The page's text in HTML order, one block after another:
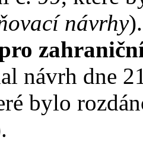
návrhy).
návrh dne
bylo